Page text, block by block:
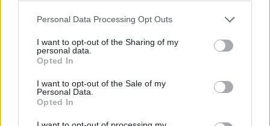
Personal Data Processing Opt Outs
I want to opt-out of the Sharing of my
personal data.
Opted In
I want to opt-out of the Sale of my
Personal Data.
Opted In
Изкуствен интелект за първи път